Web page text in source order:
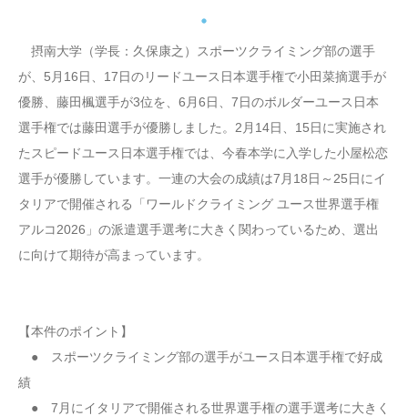
摂南大学（学長：久保康之）スポーツクライミング部の選手
が、5月16日、17日のリードユース日本選手権で小田菜摘選手が
優勝、藤田楓選手が3位を、6月6日、7日のボルダーユース日本
選手権では藤田選手が優勝しました。2月14日、15日に実施され
たスピードユース日本選手権では、今春本学に入学した小屋松恋
選手が優勝しています。一連の大会の成績は7月18日～25日にイ
タリアで開催される「ワールドクライミング ユース世界選手権
アルコ2026」の派遣選手選考に大きく関わっているため、選出
に向けて期待が高まっています。
【本件のポイント】
● スポーツクライミング部の選手がユース日本選手権で好成
績
● 7月にイタリアで開催される世界選手権の選手選考に大きく